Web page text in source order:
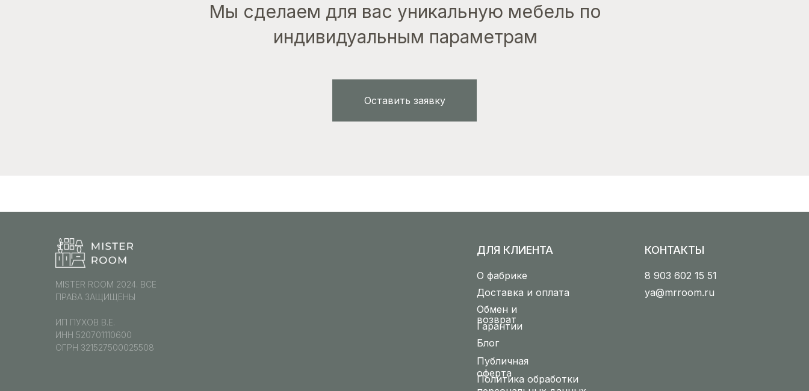
Мы сделаем для вас уникальную мебель по
индивидуальным параметрам
Оставить заявку
Блог
Гарантии
ИП ПУХОВ В.Е.
ИНН 520701110600
ОГРН 321527500025508
MISTER ROOM 2024. ВСЕ
ПРАВА ЗАЩИЩЕНЫ
Обмен и
возврат
Доставка и оплата
О фабрике
ДЛЯ КЛИЕНТА
Публичная
оферта
Политика обработки
КОНТАКТЫ
8 903 602 15 51
ya@mrroom.ru